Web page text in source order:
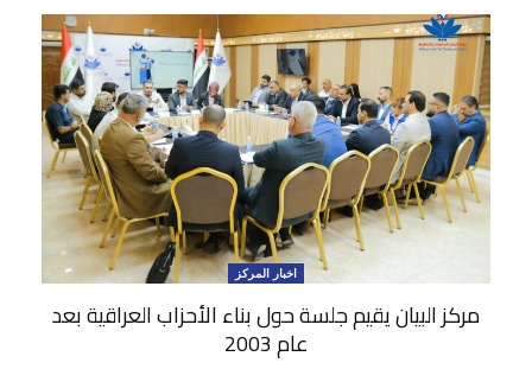
اخبار المركز
مركز البيان يقيم جلسة حول بناء الأحزاب العراقية بعد
عام 2003